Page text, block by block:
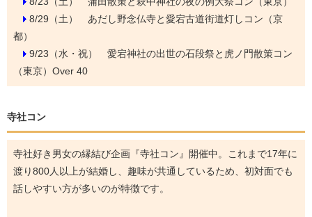
8/29（土） あだし野念仏寺と愛宕古道街道灯しコン（京
都）
9/23（水・祝） 愛宕神社の出世の石段祭と虎ノ門散策コン
（東京）Over 40
寺社コン
寺社好き男女の縁結び企画『寺社コン』開催中。これまで17年に
渡り800人以上が結婚し、趣味が共通しているため、初対面でも
話しやすい方が多いのが特徴です。